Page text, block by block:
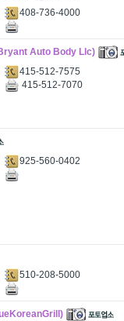
408-736-4000
Auto Body Llc)
415-512-7575
415-512-7070
925-560-0402
510-208-5000